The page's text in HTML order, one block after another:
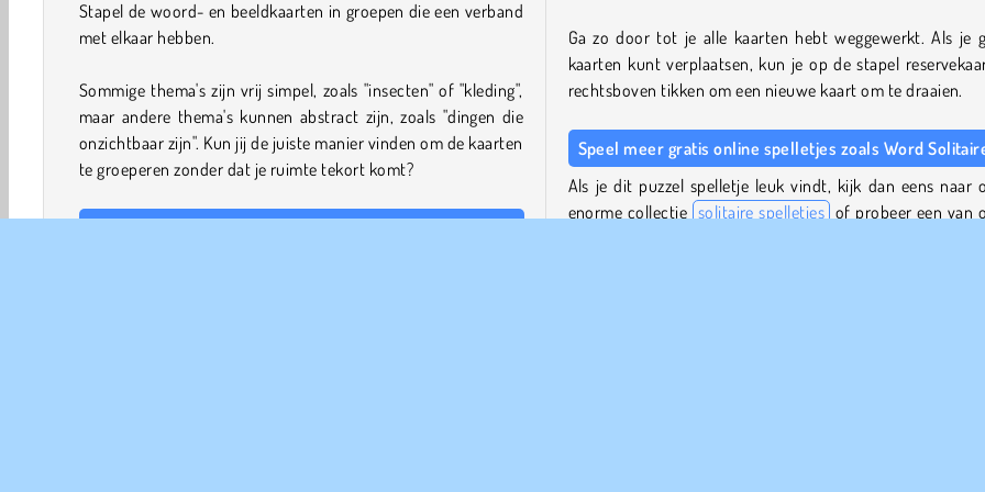
Stapel de woord- en beeldkaarten in groepen die een verband
met elkaar hebben.
Sommige thema's zijn vrij simpel, zoals "insecten" of "kleding",
maar andere thema's kunnen abstract zijn, zoals "dingen die
onzichtbaar zijn". Kun jij de juiste manier vinden om de kaarten
te groeperen zonder dat je ruimte tekort komt?
Ga zo door tot je alle kaarten hebt weggewerkt. Als je
kaarten kunt verplaatsen, kun je op de stapel
rechtsboven tikken om een nieuwe kaart om te draaien.
Speel meer gratis online spelletjes zoals Word
Als je dit puzzel spelletje leuk vindt, kijk dan eens naar
enorme collectie solitaire spelletjes of probeer een van